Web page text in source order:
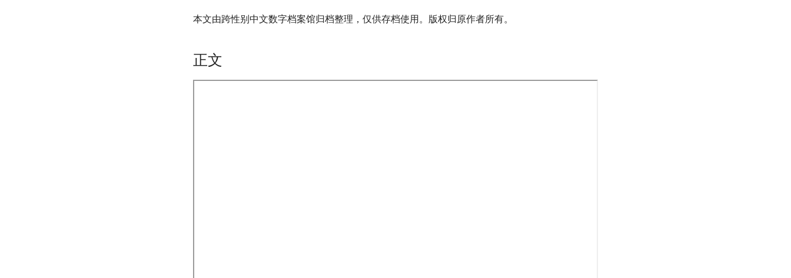
本文由跨性别中文数字档案馆归档整理，仅供存档使用。版权归原作者所有。
正文